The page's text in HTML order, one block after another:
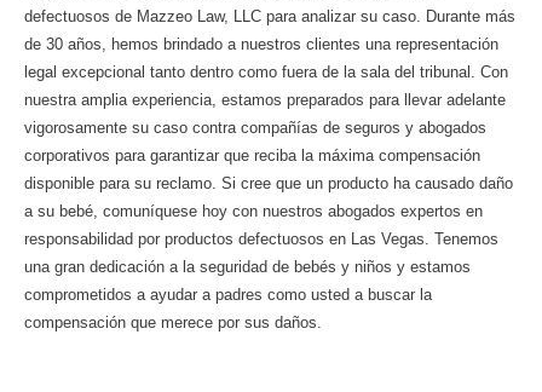
defectuosos de Mazzeo Law, LLC para analizar su caso. Durante más
de 30 años, hemos brindado a nuestros clientes una representación
legal excepcional tanto dentro como fuera de la sala del tribunal. Con
nuestra amplia experiencia, estamos preparados para llevar adelante
vigorosamente su caso contra compañías de seguros y abogados
corporativos para garantizar que reciba la máxima compensación
disponible para su reclamo. Si cree que un producto ha causado daño
a su bebé, comuníquese hoy con nuestros abogados expertos en
responsabilidad por productos defectuosos en Las Vegas. Tenemos
una gran dedicación a la seguridad de bebés y niños y estamos
comprometidos a ayudar a padres como usted a buscar la
compensación que merece por sus daños.